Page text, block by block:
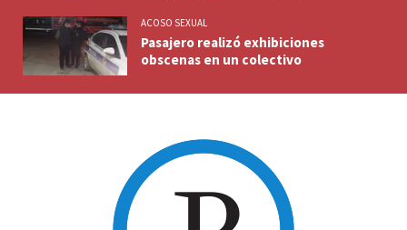
ACOSO SEXUAL
Pasajero realizó exhibiciones
obscenas en un colectivo